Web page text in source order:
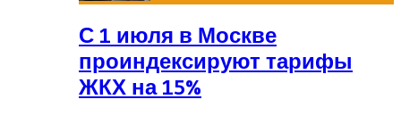
С 1 июля в Москве
проиндексируют тарифы
ЖКХ на 15%